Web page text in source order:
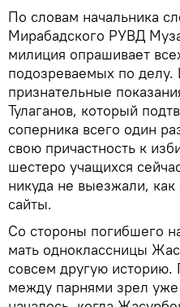
По словам начальника
Мирабадского РУВД
милиция опрашивает
подозреваемых по делу.
признательные
Тулаганов, который
соперника всего один
свою причастность к
шестеро учащихся
никуда не выезжали,
сайты.
Со стороны погибшего
мать одноклассницы
совсем другую
между парнями зрел